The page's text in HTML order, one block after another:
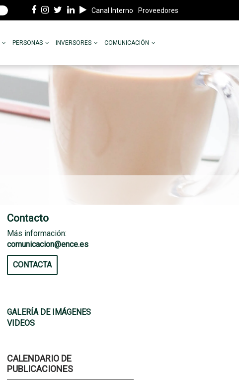
Canal Interno Proveedores
PERSONAS INVERSORES COMUNICACIÓN
Contacto
Más información:
comunicacion@ence.es
CONTACTA
GALERÍA DE IMÁGENES
VIDEOS
CALENDARIO DE
PUBLICACIONES